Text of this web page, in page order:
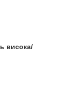
висока/